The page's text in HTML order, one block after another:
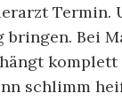
Termin.
Bei
schlimm